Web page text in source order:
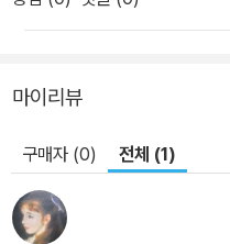
마이리뷰
구매자 (0) 전체 (1)